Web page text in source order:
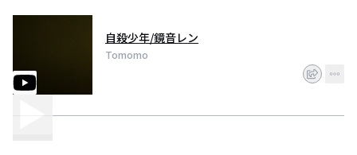
自殺少年/鏡音レン
Tomomo